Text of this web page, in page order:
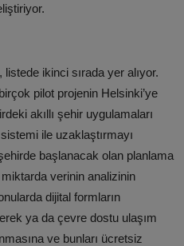
ikinci sırada yer alıyor.
pilot projenin Helsinki’ye
akıllı şehir uygulamaları
ile uzaklaştırmayı
başlanacak olan planlama
verinin analizinin
dijital formların
ya da çevre dostu ulaşım
ve bunları ücretsiz